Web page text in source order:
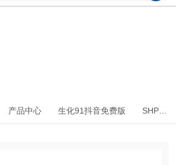
产品中心 生化91抖音免费版 SHP生化91抖音免费版